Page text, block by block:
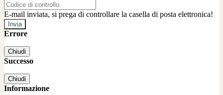
E-mail inviata, si prega di controllare la casella di posta elettronica!
Errore
Chiudi
Successo
Chiudi
Informazione